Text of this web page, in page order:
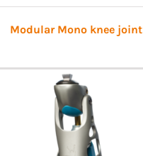
Modular Mono knee joint